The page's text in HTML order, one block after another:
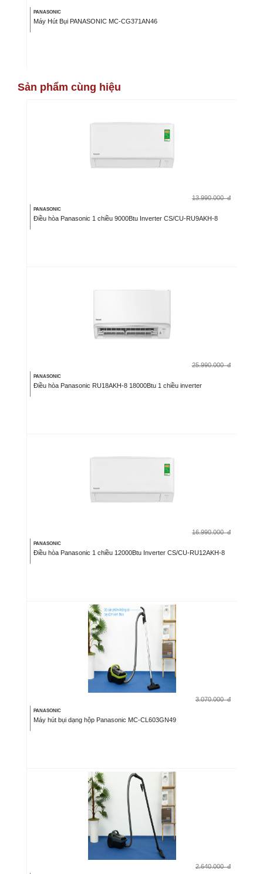
PANASONIC
Máy Hút Bụi PANASONIC MC-CG371AN46
Sản phẩm cùng hiệu
13.990.000 đ
PANASONIC
Điều hòa Panasonic 1 chiều 9000Btu Inverter CS/CU-RU9AKH-8
25.990.000 đ
PANASONIC
Điều hòa Panasonic RU18AKH-8 18000Btu 1 chiều inverter
16.990.000 đ
PANASONIC
Điều hòa Panasonic 1 chiều 12000Btu Inverter CS/CU-RU12AKH-8
3.070.000 đ
PANASONIC
Máy hút bụi dạng hộp Panasonic MC-CL603GN49
2.640.000 đ